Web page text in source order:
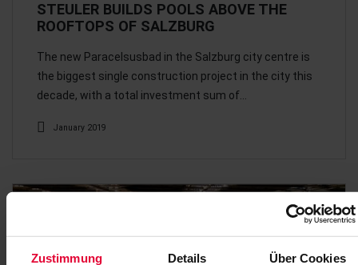
Zustimmung Details Über Cookies
STEULER BUILDS POOLS ABOVE THE
ROOFTOPS OF SALZBURG
The new Paracelsusbad in the Salzburg city centre is
the biggest single construction project in the city this
decade, with a total investment sum of…
January 2019